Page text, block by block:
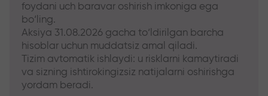
foydani uch baravar oshirish imkoniga ega
bo‘ling.
Aksiya 31.08.2026 gacha to‘ldirilgan barcha
hisoblar uchun muddatsiz amal qiladi.
Tizim avtomatik ishlaydi: u risklarni kamaytiradi
va sizning ishtirokingizsiz natijalarni oshirishga
yordam beradi.